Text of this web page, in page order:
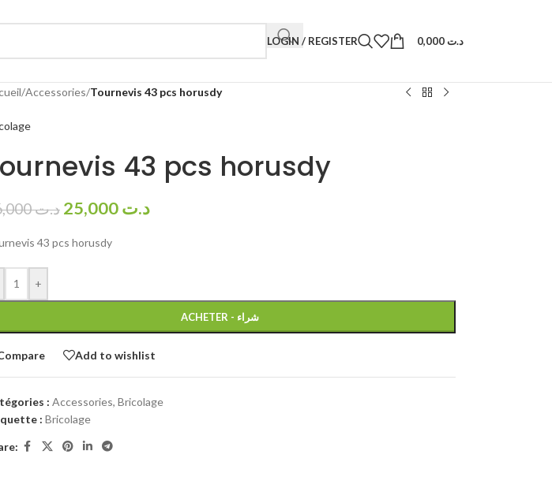
LOGIN / REGISTER د.ت
/Accessories/Tournevis 43 pcs horusdy
43 pcs horusdy
د.ت36,000 د.ت25,000
43 pcs horusdy
+
ACHETER - شراء
Add to wishlist
: Accessories, Bricolage
: Bricolage